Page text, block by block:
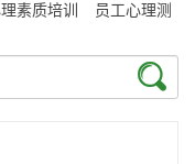
素质培训
员工心理测